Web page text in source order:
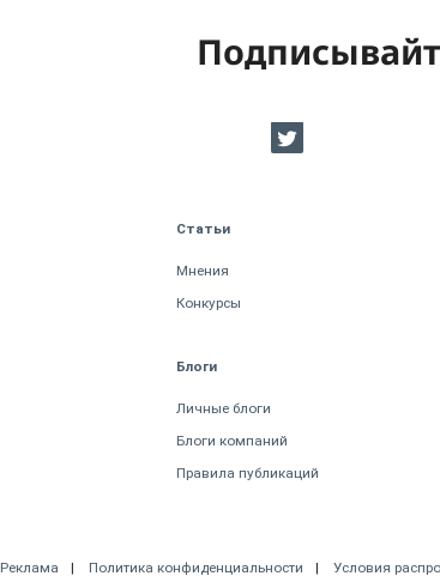
Статьи
Мнения
Конкурсы
Блоги
Личные блоги
Блоги компаний
Правила публикаций
Реклама Политика конфиденциальности Условия